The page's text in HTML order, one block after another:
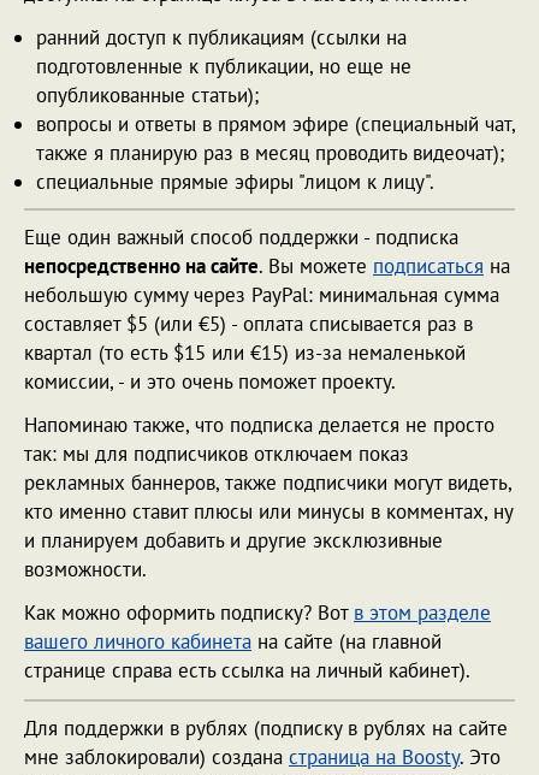
ранний доступ к публикациям (ссылки на
подготовленные к публикации, но еще не
опубликованные статьи);
вопросы и ответы в прямом эфире (специальный чат,
также я планирую раз в месяц проводить видеочат);
специальные прямые эфиры "лицом к лицу".
Еще один важный способ поддержки - подписка
непосредственно на сайте. Вы можете подписаться на
небольшую сумму через PayPal: минимальная сумма
составляет $5 (или €5) - оплата списывается раз в
квартал (то есть $15 или €15) из-за немаленькой
комиссии, - и это очень поможет проекту.
Напоминаю также, что подписка делается не просто
так: мы для подписчиков отключаем показ
рекламных баннеров, также подписчики могут видеть,
кто именно ставит плюсы или минусы в комментах, ну
и планируем добавить и другие эксклюзивные
возможности.
Как можно оформить подписку? Вот в этом разделе
вашего личного кабинета на сайте (на главной
странице справа есть ссылка на личный кабинет).
Для поддержки в рублях (подписку в рублях на сайте
мне заблокировали) создана страница на Boosty. Это